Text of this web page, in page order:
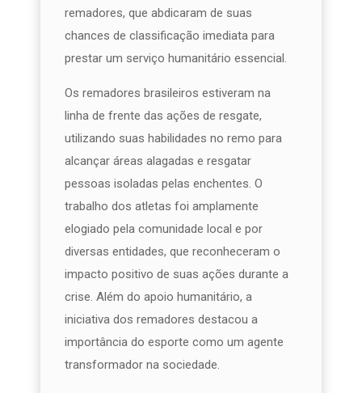
remadores, que abdicaram de suas
chances de classificação imediata para
prestar um serviço humanitário essencial.
Os remadores brasileiros estiveram na
linha de frente das ações de resgate,
utilizando suas habilidades no remo para
alcançar áreas alagadas e resgatar
pessoas isoladas pelas enchentes. O
trabalho dos atletas foi amplamente
elogiado pela comunidade local e por
diversas entidades, que reconheceram o
impacto positivo de suas ações durante a
crise. Além do apoio humanitário, a
iniciativa dos remadores destacou a
importância do esporte como um agente
transformador na sociedade.